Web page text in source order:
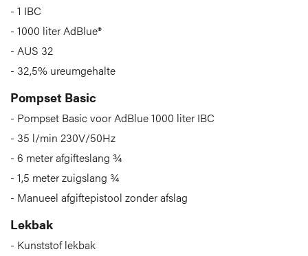
1 IBC
1000 liter AdBlue®
AUS 32
32,5% ureumgehalte
Pompset Basic
Pompset Basic voor AdBlue 1000 liter IBC
35 l/min 230V/50Hz
6 meter afgifteslang ¾
1,5 meter zuigslang ¾
Manueel afgiftepistool zonder afslag
Lekbak
Kunststof lekbak